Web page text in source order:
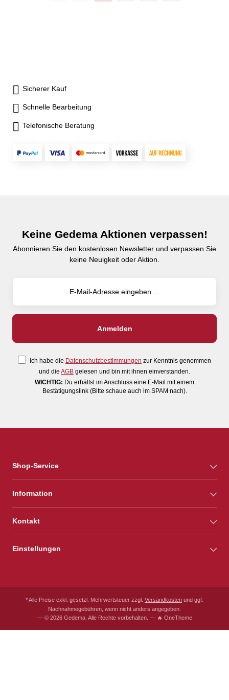
Sicherer Kauf
Schnelle Bearbeitung
Telefonische Beratung
Keine Gedema Aktionen verpassen!
Abonnieren Sie den kostenlosen Newsletter und verpassen Sie
keine Neuigkeit oder Aktion.
Ich habe die Datenschutzbestimmungen zur Kenntnis genommen
und die AGB gelesen und bin mit ihnen einverstanden.
WICHTIG: Du erhältst im Anschluss eine E-Mail mit einem
Bestätigungslink (Bitte schaue auch im SPAM nach).
Shop-Service
Information
Kontakt
Einstellungen
* Alle Preise exkl. gesetzl. Mehrwertsteuer zzgl. Versandkosten und ggf.
Nachnahmegebühren, wenn nicht anders angegeben.
— © 2026 Gedema. Alle Rechte vorbehalten. — 🔥 OneTheme